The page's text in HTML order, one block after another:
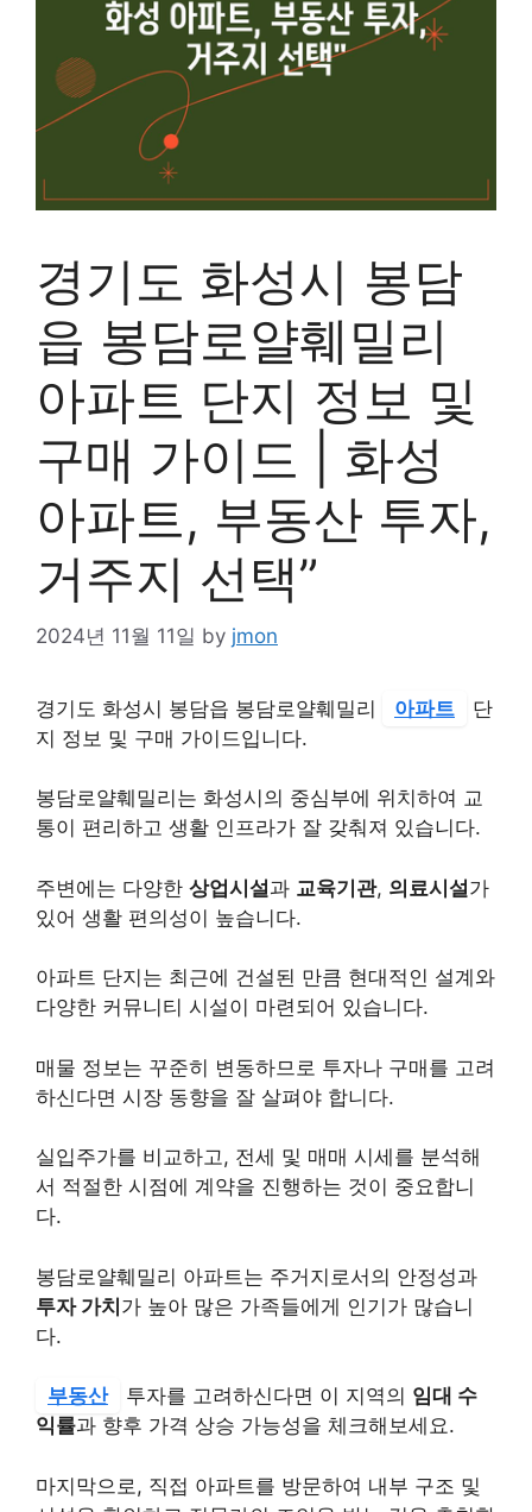
경기도 화성시 봉담
읍 봉담로얄훼밀리
아파트 단지 정보 및
구매 가이드 | 화성
아파트, 부동산 투자,
거주지 선택”
2024년 11월 11일 by jmon
경기도 화성시 봉담읍 봉담로얄훼밀리 아파트
단
지 정보 및 구매 가이드입니다.
봉담로얄훼밀리는 화성시의 중심부에 위치하여 교
통이 편리하고 생활 인프라가 잘 갖춰져 있습니다.
주변에는 다양한 상업시설과 교육기관, 의료시설가
있어 생활 편의성이 높습니다.
아파트 단지는 최근에 건설된 만큼 현대적인 설계와
다양한 커뮤니티 시설이 마련되어 있습니다.
매물 정보는 꾸준히 변동하므로 투자나 구매를 고려
하신다면 시장 동향을 잘 살펴야 합니다.
실입주가를 비교하고, 전세 및 매매 시세를 분석해
서 적절한 시점에 계약을 진행하는 것이 중요합니
다.
봉담로얄훼밀리 아파트는 주거지로서의 안정성과
투자 가치가 높아 많은 가족들에게 인기가 많습니
다.
부동산 투자를 고려하신다면 이 지역의 임대 수
익률과 향후 가격 상승 가능성을 체크해보세요.
마지막으로, 직접 아파트를 방문하여 내부 구조 및